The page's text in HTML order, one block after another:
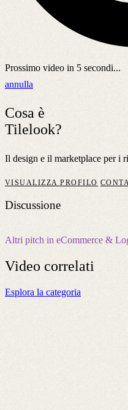
Prossimo video in 5 secondi...
annulla
Cosa è
Tilelook?
Il design e il marketplace per i
VISUALIZZA PROFILO
Discussione
Altri pitch in eCommerce &
Video correlati
Esplora la categoria